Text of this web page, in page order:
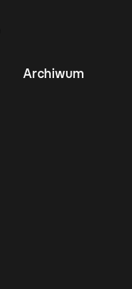
Archiwum